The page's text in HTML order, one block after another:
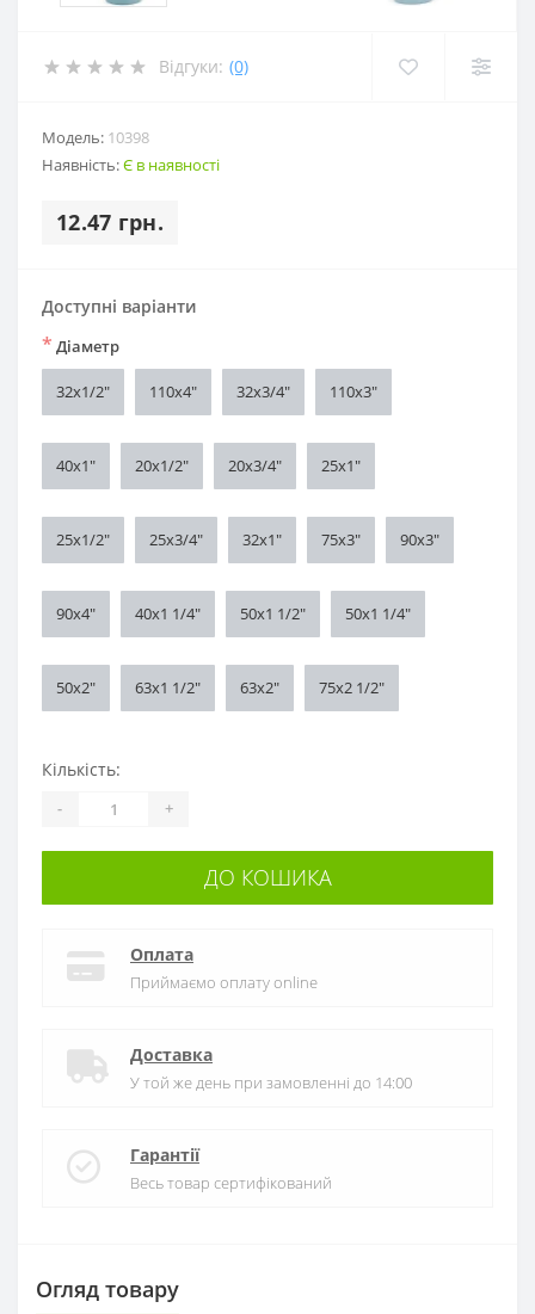
Відгуки: (0)
Модель: 10398
Наявність:Є в наявності
12.47 грн.
Доступні варіанти
* Діаметр
32x1/2" 110x4" 32x3/4" 110x3"
40x1" 20x1/2" 20x3/4" 25x1"
25x1/2" 25x3/4" 32x1" 75x3" 90x3"
90x4" 40x1 1/4" 50x1 1/2" 50x1 1/4"
50x2" 63x1 1/2" 63x2" 75x2 1/2"
Кількість:
- +
ДО КОШИКА
Оплата
Приймаємо оплату online
Доставка
У той же день при замовленні до 14:00
Гарантії
Весь товар сертифікований
Огляд товару